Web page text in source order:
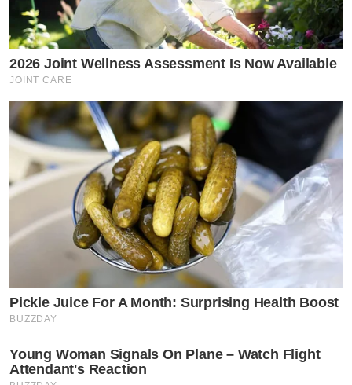
2026 Joint Wellness Assessment Is Now Available
JOINT CARE
Pickle Juice For A Month: Surprising Health Boost
BUZZDAY
Young Woman Signals On Plane – Watch Flight
Attendant's Reaction